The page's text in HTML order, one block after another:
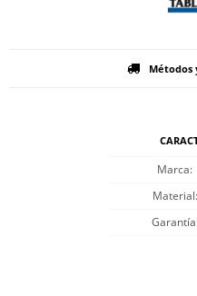
Métodos
Marca
Material
Garantía